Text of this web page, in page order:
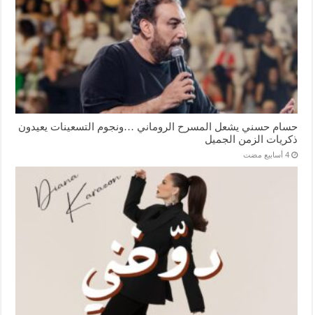
حسام حسني يشعل المسرح الروماني …ونجوم التسعينات يعيدون
ذكريات الزمن الجميل